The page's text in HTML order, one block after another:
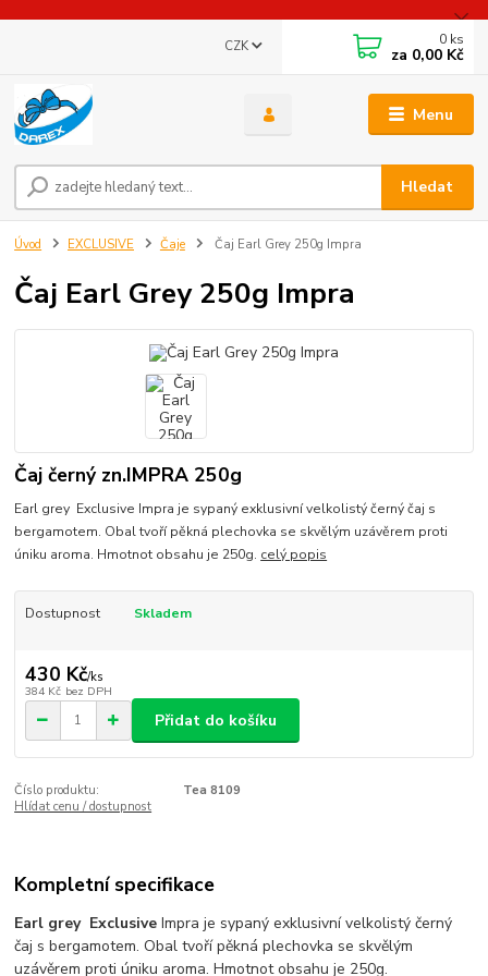
Menu
CZK
Hledat
0 ks
za 0,00 Kč
Úvod EXCLUSIVE Čaje Čaj Earl Grey 250g Impra
Čaj Earl Grey 250g Impra
Čaj černý zn.IMPRA 250g
Earl grey Exclusive Impra je sypaný exklusivní velkolistý černý čaj s
bergamotem. Obal tvoří pěkná plechovka se skvělým uzávěrem proti
úniku aroma. Hmotnot obsahu je 250g. celý popis
Dostupnost Skladem
430 Kč/ks
384 Kč bez DPH
Přidat do košíku
Číslo produktu:
Tea 8109
Hlídat cenu / dostupnost
Kompletní specifikace
Earl grey Exclusive Impra je sypaný exklusivní velkolistý černý
čaj s bergamotem. Obal tvoří pěkná plechovka se skvělým
uzávěrem proti úniku aroma. Hmotnot obsahu je 250g.